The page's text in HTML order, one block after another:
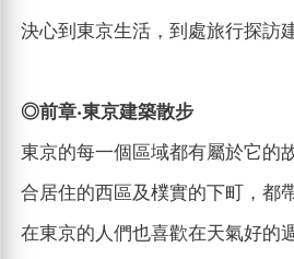
決心到東京生活，到處旅行探訪
◎前章‧東京建築散步
東京的每一個區域都有屬於它的
合居住的西區及樸實的下町，都
在東京的人們也喜歡在天氣好的